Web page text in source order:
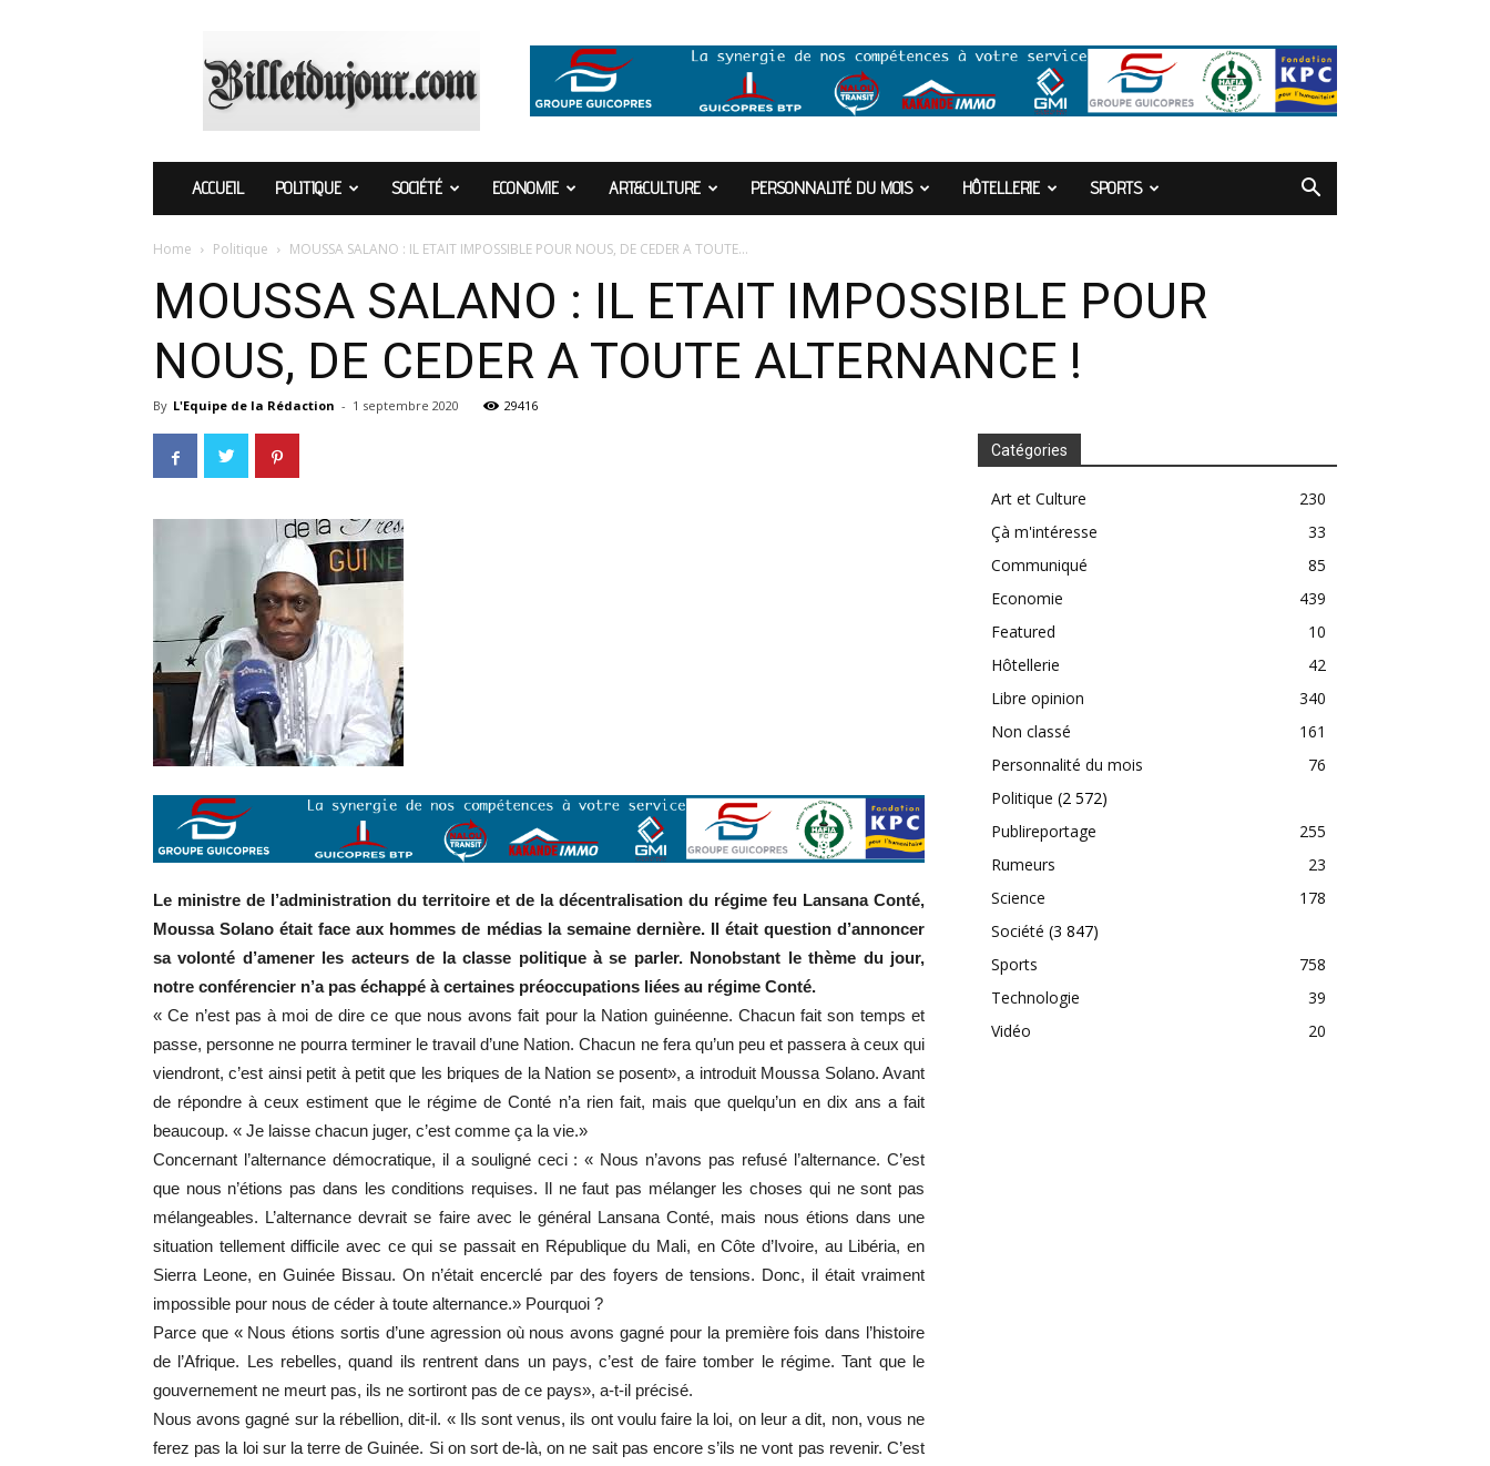
ACCUEIL POLITIQUE SOCIÉTÉ ECONOMIE ART&CULTURE PERSONNALITÉ DU MOIS HÔTELLERIE SPORTS
Home Politique MOUSSA SALANO : IL ETAIT IMPOSSIBLE POUR NOUS, DE CEDER A TOUTE...
MOUSSA SALANO : IL ETAIT IMPOSSIBLE POUR
NOUS, DE CEDER A TOUTE ALTERNANCE !
By L'Equipe de la Rédaction - 1 septembre 2020 29416
Le ministre de l’administration du territoire et de la décentralisation du régime feu Lansana Conté,
Moussa Solano était face aux hommes de médias la semaine dernière. Il était question d’annoncer
sa volonté d’amener les acteurs de la classe politique à se parler. Nonobstant le thème du jour,
notre conférencier n’a pas échappé à certaines préoccupations liées au régime Conté.
« Ce n’est pas à moi de dire ce que nous avons fait pour la Nation guinéenne. Chacun fait son temps et
passe, personne ne pourra terminer le travail d’une Nation. Chacun ne fera qu’un peu et passera à ceux qui
viendront, c’est ainsi petit à petit que les briques de la Nation se posent», a introduit Moussa Solano. Avant
de répondre à ceux estiment que le régime de Conté n’a rien fait, mais que quelqu’un en dix ans a fait
beaucoup. « Je laisse chacun juger, c’est comme ça la vie.»
Concernant l’alternance démocratique, il a souligné ceci : « Nous n’avons pas refusé l’alternance. C’est
que nous n’étions pas dans les conditions requises. Il ne faut pas mélanger les choses qui ne sont pas
mélangeables. L’alternance devrait se faire avec le général Lansana Conté, mais nous étions dans une
situation tellement difficile avec ce qui se passait en République du Mali, en Côte d’Ivoire, au Libéria, en
Sierra Leone, en Guinée Bissau. On n’était encerclé par des foyers de tensions. Donc, il était vraiment
impossible pour nous de céder à toute alternance.» Pourquoi ?
Parce que « Nous étions sortis d’une agression où nous avons gagné pour la première fois dans l’histoire
de l’Afrique. Les rebelles, quand ils rentrent dans un pays, c’est de faire tomber le régime. Tant que le
gouvernement ne meurt pas, ils ne sortiront pas de ce pays», a-t-il précisé.
Nous avons gagné sur la rébellion, dit-il. « Ils sont venus, ils ont voulu faire la loi, on leur a dit, non, vous ne
ferez pas la loi sur la terre de Guinée. Si on sort de-là, on ne sait pas encore s’ils ne vont pas revenir. C’est
Catégories
Art et Culture
230
Çà m'intéresse
33
Communiqué
85
Economie
439
Featured
10
Hôtellerie
42
Libre opinion
340
Non classé
161
Personnalité du mois
76
Politique (2 572)
Publireportage
255
Rumeurs
23
Science
178
Société (3 847)
Sports
758
Technologie
39
Vidéo
20